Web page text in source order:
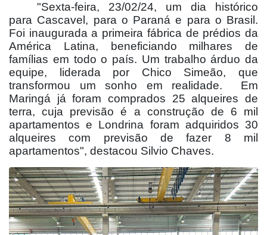
"Sexta-feira, 23/02/24, um dia histórico
para Cascavel, para o Paraná e para o Brasil.
Foi inaugurada a primeira fábrica de prédios da
América Latina, beneficiando milhares de
famílias em todo o país. Um trabalho árduo da
equipe, liderada por Chico Simeão, que
transformou um sonho em realidade.
Em
Maringá já foram comprados 25 alqueires de
terra, cuja previsão é a construção de 6 mil
apartamentos e Londrina foram adquiridos 30
alqueires com previsão de fazer 8 mil
apartamentos", destacou Silvio Chaves.